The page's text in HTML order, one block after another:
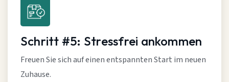
Schritt #5: Stressfrei ankommen
Freuen Sie sich auf einen entspannten Start im neuen
Zuhause.